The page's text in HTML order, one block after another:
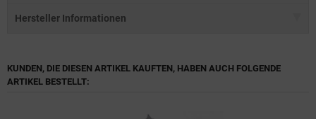
Hersteller Informationen
KUNDEN, DIE DIESEN ARTIKEL KAUFTEN, HABEN AUCH FOLGENDE
ARTIKEL BESTELLT: